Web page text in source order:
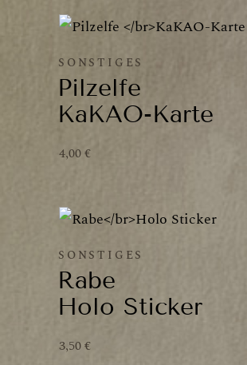
SONSTIGES
Pilzelfe
KaKAO-Karte
4,00€
SONSTIGES
Rabe
Holo Sticker
3,50€